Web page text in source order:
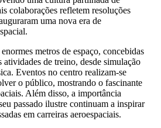
colaborações refletem resoluções
uma nova era de
metros de espaço, concebidas
atividades de treino, desde simulação
Eventos no centro realizam-se
o público, mostrando o fascinante
Além disso, a importância
passado ilustre continuam a inspirar
em carreiras aeroespaciais.